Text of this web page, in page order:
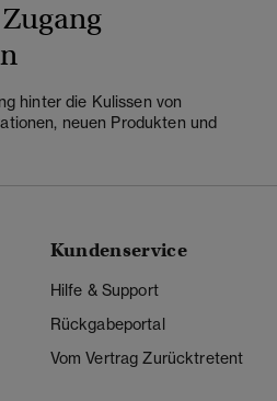
hinter die Kulissen von
neuen Produkten und
Kundenservice
Hilfe & Support
Rückgabeportal
Vom Vertrag Zurücktretent